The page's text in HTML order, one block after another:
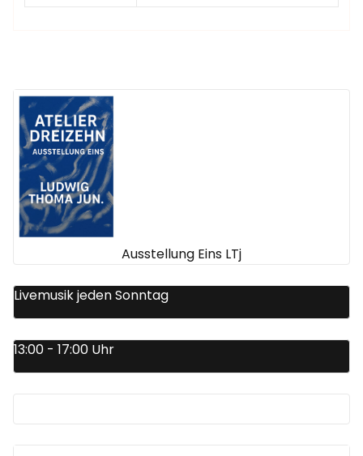
Ausstellung Eins LTj
Livemusik jeden Sonntag
13:00 - 17:00 Uhr